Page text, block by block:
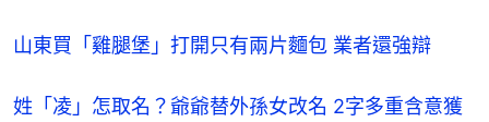
山東買「雞腿堡」打開只有兩片麵包 業者還強辯
姓「凌」怎取名？爺爺替外孫女改名 2字多重含意獲